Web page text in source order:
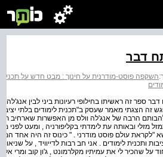
דבר
השקפה פוסט-מודרנית על חינוך : מבט חדש על תכנית
זה הצגתי מאמר שעסק ב"תכנית לימודים בלתי יציבה ,
הרבה של אנג'לה וולס מן האפשרות שארחיב
"לקראת עולם פוסט מודרני . " כינוס זה היה אחד
ותכנית לימודים . אני חב רבות לדייוויד , על
על שהכיר לי את עמיתיו מקלרמונט , ג'ון קוב ומרי